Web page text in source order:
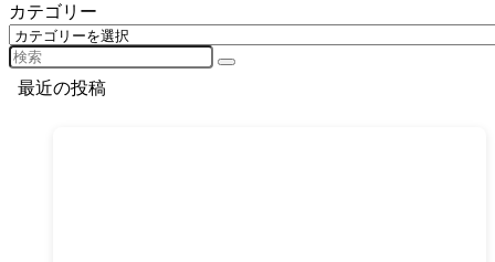
カテゴリー
最近の投稿